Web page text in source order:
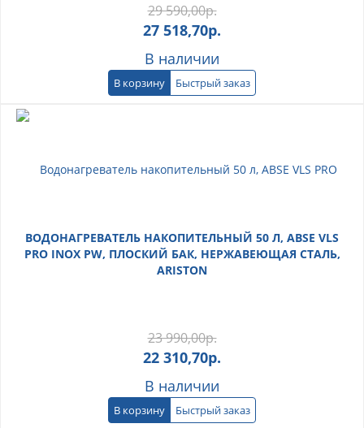
29 590,00р.
27 518,70р.
В наличии
В корзину Быстрый заказ
ВОДОНАГРЕВАТЕЛЬ НАКОПИТЕЛЬНЫЙ 50 Л, ABSE VLS
PRO INOX PW, ПЛОСКИЙ БАК, НЕРЖАВЕЮЩАЯ СТАЛЬ,
ARISTON
23 990,00р.
22 310,70р.
В наличии
В корзину Быстрый заказ